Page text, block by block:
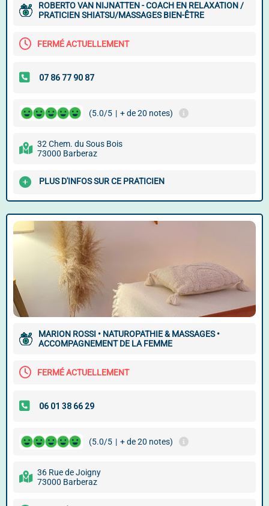
ROBERTO VAN NIJNATTEN - COACH EN RELAXATION /
PRATICIEN SHIATSU/MASSAGES BIEN-ÊTRE
FERMÉ ACTUELLEMENT
(5.0/5 | + de 20 notes)
32 Chem. du Sous Bois
73000 Barberaz
PLUS D'INFOS SUR CE PRATICIEN
MARION ROSSI • NATUROPATHIE & MASSAGES •
ACCOMPAGNEMENT DE LA FEMME
FERMÉ ACTUELLEMENT
(5.0/5 | + de 20 notes)
36 Rue de Joigny
73000 Barberaz